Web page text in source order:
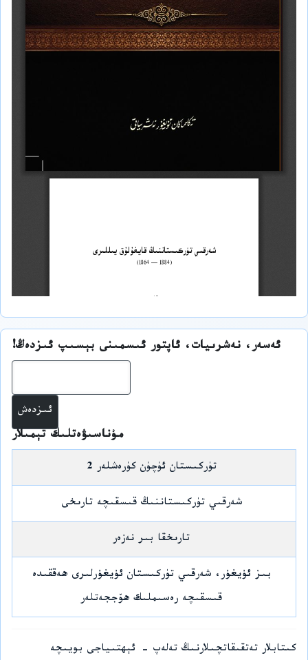
ئەسەر، نەشرىيات، ئاپتور ئىسمىنى بېسىپ ئىزدەڭ!
مۇناسىۋەتلىك تېمىلار
تۈركىستان ئۈچۈن كۈرەشلەر 2
شەرقىي تۈركىستاننىڭ قىسقىچە تارىخى
تارىخقا بىر نەزەر
بىز ئۇيغۇر، شەرقىي تۈركىستان ئۇيغۇرلىرى ھەققىدە
قىسقىچە رەسىملىك ھۆججەتلەر
كىتابلار تەتقىقاتچىلارنىڭ تەلەپ - ئېھتىياجى بويىچە